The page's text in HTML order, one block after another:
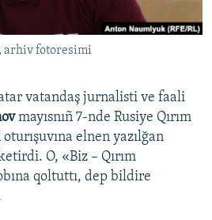
arhiv fotoresimi
vatandaş jurnalisti ve faali
mayısnıñ 7-nde Rusiye Qırım
elnen yazılğan
O, «Biz – Qırım
qoltuttı, dep bildire